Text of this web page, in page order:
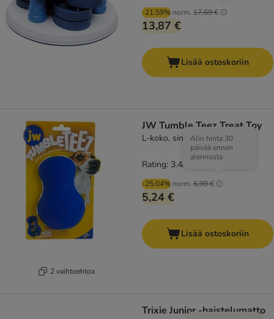
-21.59% norm. 17,69 €
13,87 €
Lisää ostoskoriin
2 vaihtoehtoa
JW Tumble Teez Treat Toy
L-koko, sininen
-25.04% norm. 6,99 €
Alin hinta 30
päivää ennen
alennusta
5,24 €
Rating: 3.4/5
Lisää ostoskoriin
Trixie Junior -haistelumatto